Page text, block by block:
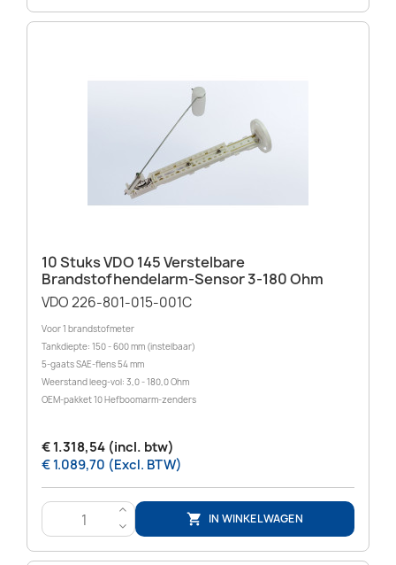
10 Stuks VDO 145 Verstelbare
Brandstofhendelarm-Sensor 3-180 Ohm
VDO 226-801-015-001C
Voor 1 brandstofmeter
Tankdiepte: 150 - 600 mm (instelbaar)
5-gaats SAE-flens 54 mm
Weerstand leeg-vol: 3,0 - 180,0 Ohm
OEM-pakket 10 Hefboomarm-zenders
€ 1.318,54 (incl. btw)
€ 1.089,70 (Excl. BTW)
>
<
 IN WINKELWAGEN